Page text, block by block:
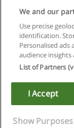
Copyright ©
We and our
Use precise
identification.
Personalised
audience
List of Partners
I Accept
Show Purposes